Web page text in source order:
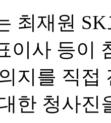
최재원
이사 등이
지를 직접
한 청사진